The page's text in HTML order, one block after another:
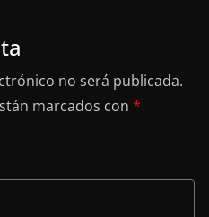
no será publicada.
marcados con *